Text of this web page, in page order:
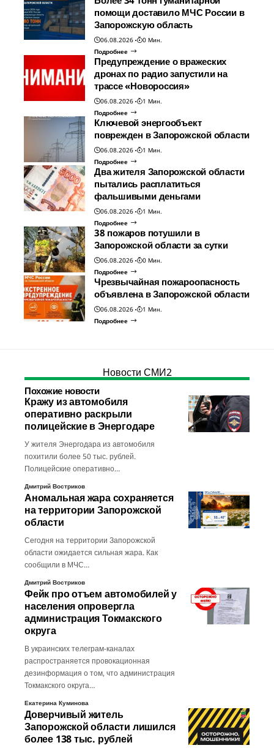
помощи доставило МЧС России в
Запорожскую область
06.08.2026
0 Мин.
Подробнее
Предупреждение о вражеских
дронах по радио запустили на
трассе «Новороссия»
06.08.2026
1 Мин.
Подробнее
Ключевой энергообъект
поврежден в Запорожской области
06.08.2026
1 Мин.
Подробнее
Два жителя Запорожской области
пытались расплатиться
фальшивыми деньгами
06.08.2026
1 Мин.
Подробнее
38 пожаров потушили в
Запорожской области за сутки
06.08.2026
0 Мин.
Подробнее
Чрезвычайная пожароопасность
объявлена в Запорожской области
06.08.2026
1 Мин.
Подробнее
Новости СМИ2
Похожие новости
Кражу из автомобиля
оперативно раскрыли
полицейские в Энергодаре
У жителя Энергодара из автомобиля
похитили более 50 тыс. рублей.
Полицейские оперативно…
Дмитрий Востриков
Аномальная жара сохраняется
на территории Запорожской
области
Сегодня на территории Запорожской
области ожидается сильная жара. Как
сообщили в МЧС…
Дмитрий Востриков
Фейк про отъем автомобилей у
населения опровергла
администрация Токмакского
округа
В украинских телеграм-каналах
распространяется провокационная
дезинформация о том, что администрация
Токмакского округа…
Екатерина Куминова
Доверчивый житель
Запорожской области лишился
более 138 тыс. рублей